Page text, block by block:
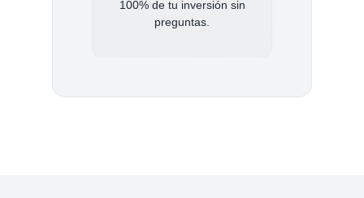
100% de tu inversión sin
preguntas.